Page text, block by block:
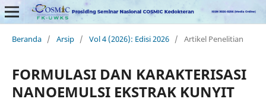
Beranda / Arsip / Vol 4 (2026): Edisi 2026 / Artikel Penelitian
FORMULASI DAN KARAKTERISASI
NANOEMULSI EKSTRAK KUNYIT